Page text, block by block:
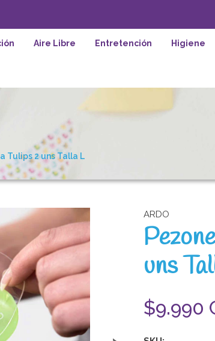
Aire Libre Entretención Higiene
Tulips 2 uns Talla L
ARDO
uns
$9.990